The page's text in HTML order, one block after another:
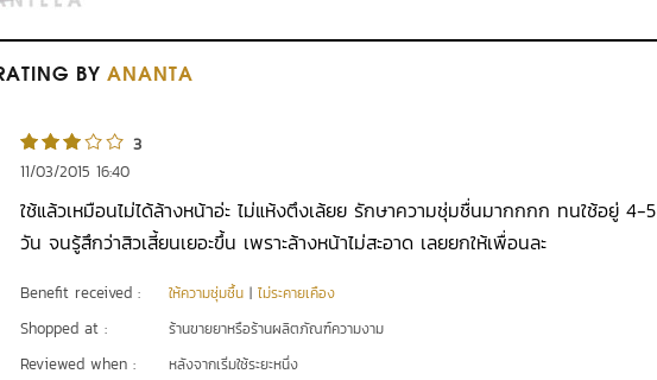
BY ANANTA
3
11/03/2015 16:40
ใช้แล้วเหมือนไม่ได้ล้างหน้าอ่ะ ไม่แห้งตึงเล้ยย รักษาความชุ่มชื่นมากกกก ทนใช้อยู่ 4-5
วัน จนรู้สึกว่าสิวเสี้ยนเยอะขึ้น เพราะล้างหน้าไม่สะอาด เลยยกให้เพื่อนละ
Benefit received : ให้ความชุ่มชื้น | ไม่ระคายเคือง
Shopped at : ร้านขายยาหรือร้านผลิตภัณฑ์ความงาม
Reviewed when : หลังจากเริ่มใช้ระยะหนึ่ง